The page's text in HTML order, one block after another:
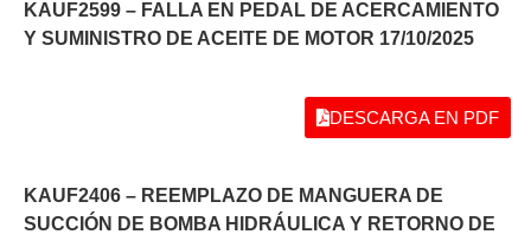
KAUF2599 – FALLA EN PEDAL DE ACERCAMIENTO
Y SUMINISTRO DE ACEITE DE MOTOR 17/10/2025
DESCARGA EN PDF
KAUF2406 – REEMPLAZO DE MANGUERA DE
SUCCIÓN DE BOMBA HIDRÁULICA Y RETORNO DE